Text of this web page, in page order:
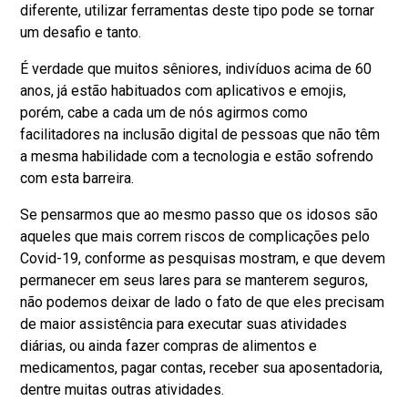
diferente, utilizar ferramentas deste tipo pode se tornar
um desafio e tanto.
É verdade que muitos sêniores, indivíduos acima de 60
anos, já estão habituados com aplicativos e emojis,
porém, cabe a cada um de nós agirmos como
facilitadores na inclusão digital de pessoas que não têm
a mesma habilidade com a tecnologia e estão sofrendo
com esta barreira.
Se pensarmos que ao mesmo passo que os idosos são
aqueles que mais correm riscos de complicações pelo
Covid-19, conforme as pesquisas mostram, e que devem
permanecer em seus lares para se manterem seguros,
não podemos deixar de lado o fato de que eles precisam
de maior assistência para executar suas atividades
diárias, ou ainda fazer compras de alimentos e
medicamentos, pagar contas, receber sua aposentadoria,
dentre muitas outras atividades.